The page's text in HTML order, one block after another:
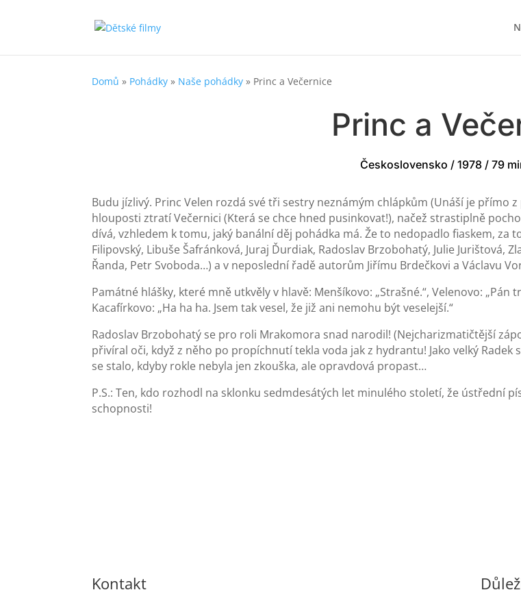
Domů » Pohádky » Naše pohádky » Princ a Večernice
Princ a
Československo / 1978 / 79
Budu jízlivý. Princ Velen rozdá své tři sestry neznámým chlápkům (Unáší je přímo
hlouposti ztratí Večernici (Která se chce hned pusinkovat!), načež strastiplně
dívá, vzhledem k tomu, jaký banální děj pohádka má. Že to nedopadlo fiaskem, za
Filipovský, Libuše Šafránková, Juraj Ďurdiak, Radoslav Brzobohatý, Julie Jurištová,
Řanda, Petr Svoboda…) a v neposlední řadě autorům Jiřímu Brdečkovi a Václavu
Památné hlášky, které mně utkvěly v hlavě: Menšíkovo: „Strašné.“, Velenovo:
Kacafírkovo: „Ha ha ha. Jsem tak vesel, že již ani nemohu být veselejší.“
Radoslav Brzobohatý se pro roli Mrakomora snad narodil! (Nejcharizmatičtější
přivíral oči, když z něho po propíchnutí tekla voda jak z hydrantu! Jako velký
se stalo, kdyby rokle nebyla jen zkouška, ale opravdová propast…
P.S.: Ten, kdo rozhodl na sklonku sedmdesátých let minulého století, že ústřední
schopnosti!
Kontakt